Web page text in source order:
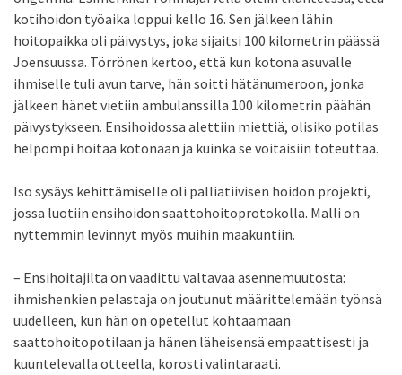
kotihoidon työaika loppui kello 16. Sen jälkeen lähin
hoitopaikka oli päivystys, joka sijaitsi 100 kilometrin päässä
Joensuussa. Törrönen kertoo, että kun kotona asuvalle
ihmiselle tuli avun tarve, hän soitti hätänumeroon, jonka
jälkeen hänet vietiin ambulanssilla 100 kilometrin päähän
päivystykseen. Ensihoidossa alettiin miettiä, olisiko potilas
helpompi hoitaa kotonaan ja kuinka se voitaisiin toteuttaa.
Iso sysäys kehittämiselle oli palliatiivisen hoidon projekti,
jossa luotiin ensihoidon saattohoitoprotokolla. Malli on
nyttemmin levinnyt myös muihin maakuntiin.
– Ensihoitajilta on vaadittu valtavaa asennemuutosta:
ihmishenkien pelastaja on joutunut määrittelemään työnsä
uudelleen, kun hän on opetellut kohtaamaan
saattohoitopotilaan ja hänen läheisensä empaattisesti ja
kuuntelevalla otteella, korosti valintaraati.